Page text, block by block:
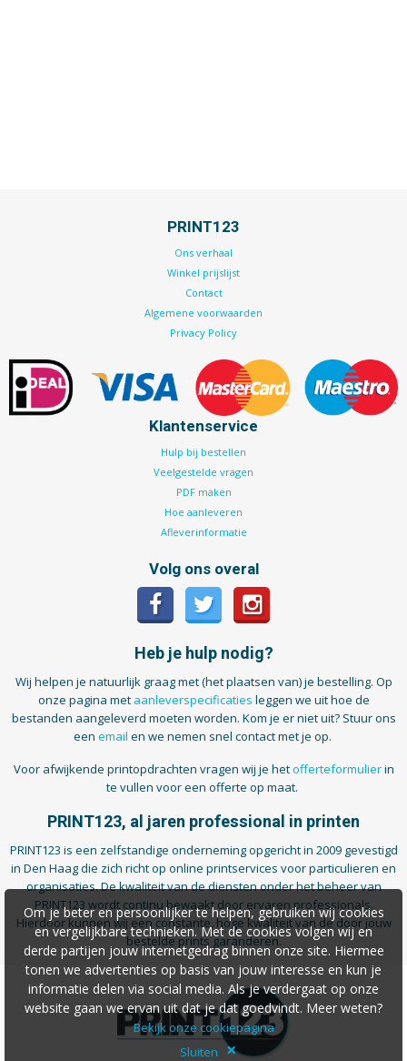
PRINT123
Ons verhaal
Winkel prijslijst
Contact
Algemene voorwaarden
Privacy Policy
Klantenservice
Hulp bij bestellen
Veelgestelde vragen
PDF maken
Hoe aanleveren
Afleverinformatie
Volg ons overal
Heb je hulp nodig?
Wij helpen je natuurlijk graag met (het plaatsen van) je bestelling. Op
onze pagina met aanleverspecificaties leggen we uit hoe de
bestanden aangeleverd moeten worden. Kom je er niet uit? Stuur ons
een email en we nemen snel contact met je op.
Voor afwijkende printopdrachten vragen wij je hetofferteformulierin
te vullen voor een offerte op maat.
PRINT123, al jaren professional in printen
PRINT123 is een zelfstandige onderneming opgericht in 2009 gevestigd
in Den Haag die zich richt op online printservices voor particulieren en
organisaties. De kwaliteit van de diensten onder het beheer van
PRINT123 wordt continu bewaakt door ervaren professionals.
Hierdoor kunnen wij een constante, hoge kwaliteit van de door jouw
bestelde prints garanderen.
Om je beter en persoonlijker te helpen, gebruiken wij cookies
en vergelijkbare technieken. Met de cookies volgen wij en
derde partijen jouw internetgedrag binnen onze site. Hiermee
tonen we advertenties op basis van jouw interesse en kun je
informatie delen via social media. Als je verdergaat op onze
website gaan we ervan uit dat je dat goedvindt. Meer weten?
Bekijk onze cookiepagina
Sluiten ×